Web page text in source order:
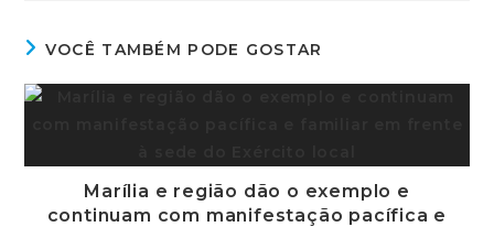
VOCÊ TAMBÉM PODE GOSTAR
Marília e região dão o exemplo e
continuam com manifestação pacífica e